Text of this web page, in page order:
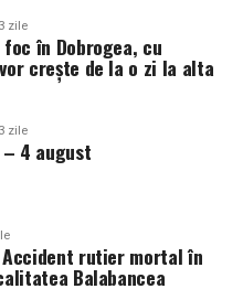
între România, de o
şi Italia, pe de altă
în război de partea
mondială). La
război Austro-
războiul de
(1916-1919) (4/17)
Decretul-lege nr. 177
prin care s-a
zile
în Dobrogea, cu
crește de la o zi la alta
zile
4 august
Accident rutier mortal în
Balabancea